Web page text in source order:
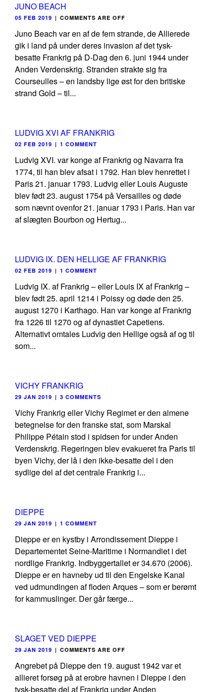
JUNO BEACH
05 FEB 2019 | COMMENTS ARE OFF
Juno Beach var en af de fem strande, de Allierede
gik i land på under deres invasion af det tysk-
besatte Frankrig på D-Dag den 6. juni 1944 under
Anden Verdenskrig. Stranden strakte sig fra
Courseulles – en landsby lige øst for den britiske
strand Gold – til...
LUDVIG XVI AF FRANKRIG
02 FEB 2019 | 1 COMMENT
Ludvig XVI. var konge af Frankrig og Navarra fra
1774, til han blev afsat i 1792. Han blev henrettet i
Paris 21. januar 1793. Ludvig eller Louis Auguste
blev født 23. august 1754 på Versailles og døde
som nævnt ovenfor 21. januar 1793 i Paris. Han var
af slægten Bourbon og Hertug...
LUDVIG IX. DEN HELLIGE AF FRANKRIG
02 FEB 2019 | 1 COMMENT
Ludvig IX. af Frankrig – eller Louis IX af Frankrig –
blev født 25. april 1214 i Poissy og døde den 25.
august 1270 i Karthago. Han var konge af Frankrig
fra 1226 til 1270 og af dynastiet Capetiens.
Alternativt omtales Ludvig den Hellige også af og til
som...
VICHY FRANKRIG
29 JAN 2019 | 3 COMMENTS
Vichy Frankrig eller Vichy Regimet er den almene
betegnelse for den franske stat, som Marskal
Philippe Pétain stod i spidsen for under Anden
Verdenskrig. Regeringen blev evakueret fra Paris til
byen Vichy, der lå i den ikke-besatte del i den
sydlige del af det centrale Frankrig i...
DIEPPE
29 JAN 2019 | 1 COMMENT
Dieppe er en kystby i Arrondissement Dieppe i
Departementet Seine-Maritime i Normandiet i det
nordlige Frankrig. Indbyggertallet er 34.670 (2006).
Dieppe er en havneby ud til den Engelske Kanal
ved udmundingen af floden Arques – som er berømt
for kammuslinger. Der går færge...
SLAGET VED DIEPPE
29 JAN 2019 | COMMENTS ARE OFF
Angrebet på Dieppe den 19. august 1942 var et
allieret forsøg på at erobre havnen i Dieppe i den
tysk-besatte del af Frankrig under Anden